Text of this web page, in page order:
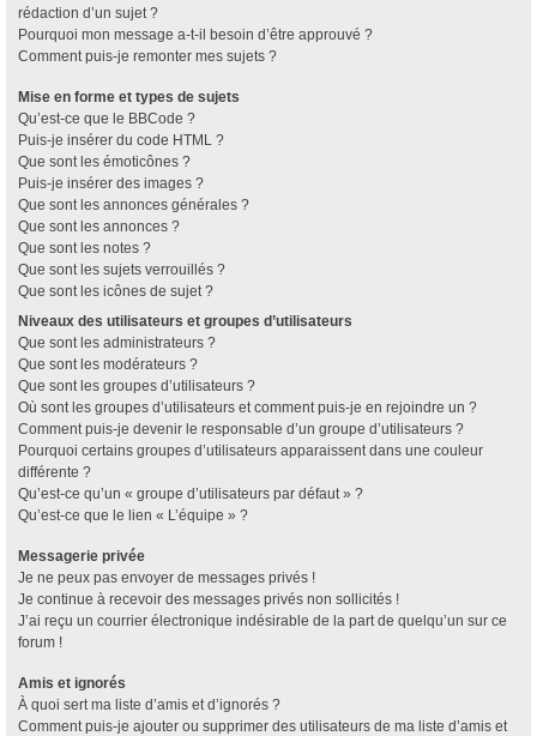
rédaction d’un sujet ?
Pourquoi mon message a-t-il besoin d’être approuvé ?
Comment puis-je remonter mes sujets ?
Mise en forme et types de sujets
Qu’est-ce que le BBCode ?
Puis-je insérer du code HTML ?
Que sont les émoticônes ?
Puis-je insérer des images ?
Que sont les annonces générales ?
Que sont les annonces ?
Que sont les notes ?
Que sont les sujets verrouillés ?
Que sont les icônes de sujet ?
Niveaux des utilisateurs et groupes d’utilisateurs
Que sont les administrateurs ?
Que sont les modérateurs ?
Que sont les groupes d’utilisateurs ?
Où sont les groupes d’utilisateurs et comment puis-je en rejoindre un ?
Comment puis-je devenir le responsable d’un groupe d’utilisateurs ?
Pourquoi certains groupes d’utilisateurs apparaissent dans une couleur
différente ?
Qu’est-ce qu’un « groupe d’utilisateurs par défaut » ?
Qu’est-ce que le lien « L’équipe » ?
Messagerie privée
Je ne peux pas envoyer de messages privés !
Je continue à recevoir des messages privés non sollicités !
J’ai reçu un courrier électronique indésirable de la part de quelqu’un sur ce
forum !
Amis et ignorés
À quoi sert ma liste d’amis et d’ignorés ?
Comment puis-je ajouter ou supprimer des utilisateurs de ma liste d’amis et